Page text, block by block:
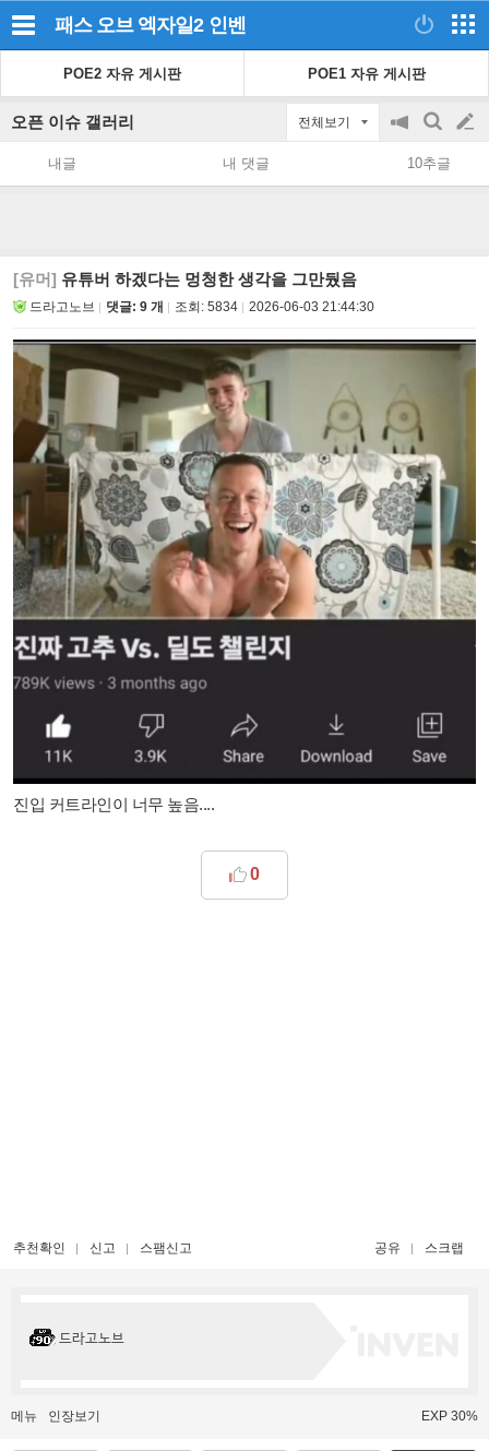
패스 오브 엑자일2 인벤
POE2 자유 게시판 POE1 자유 게시판
오픈 이슈 갤러리 전체보기
공
지
on/off
검
색
글
쓰
내글 내 댓글 10추글
[유머] 유튜버 하겠다는 멍청한 생각을 그만뒀음
드라고노브 댓글: 9 개 조회: 5834 2026-06-03 21:44:30
진입 커트라인이 너무 높음....
0
추천확인 신고 스팸신고 공유 스크랩
드라고노브
메뉴 인장보기 EXP 30%